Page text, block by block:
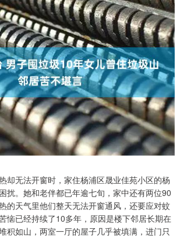
却无法开窗时，家住杨浦区晟业佳苑小区的杨
扰。她和老伴都已年逾七旬，家中还有两位90
的天气里他们整天无法开窗通风，还要应对蚊
恼已经持续了10多年，原因是楼下邻居长期在
积如山，两室一厅的屋子几乎被填满，进门只